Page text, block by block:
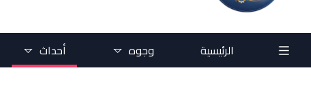
الرئيسية وجوه أحداث